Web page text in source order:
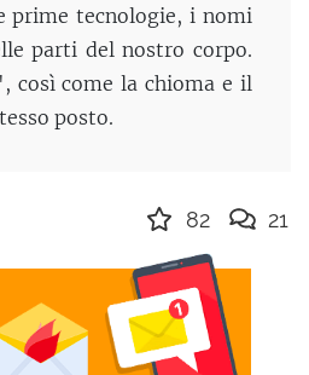
prime tecnologie, i nomi
parti del nostro corpo.
così come la chioma e il
posto.
82 21